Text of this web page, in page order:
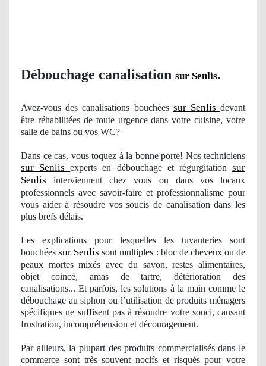
Débouchage canalisation sur Senlis.
Avez-vous des canalisations bouchées sur Senlisdevant
être réhabilitées de toute urgence dans votre cuisine, votre
salle de bains ou vos WC?
Dans ce cas, vous toquez à la bonne porte! Nos techniciens
sur Senlisexperts en débouchage et régurgitationsur
Senlisinterviennent chez vous ou dans vos locaux
professionnels avec savoir-faire et professionnalisme pour
vous aider à résoudre vossoucis de canalisation dans les
plus brefs délais.
Les explications pour lesquelles les tuyauteries sont
bouchéessur Senlissont multiples : bloc de cheveux ou de
peaux mortes mixés avec du savon, restes alimentaires,
objet coincé, amas de tartre, détérioration des
canalisations... Et parfois, les solutions à la main comme le
débouchage au siphon ou l’utilisation de produits ménagers
spécifiques ne suffisent pas à résoudre votre souci, causant
frustration, incompréhension et découragement.
Par ailleurs, la plupart des produits commercialisés dans le
commerce sont très souvent nocifs et risqués pour votre